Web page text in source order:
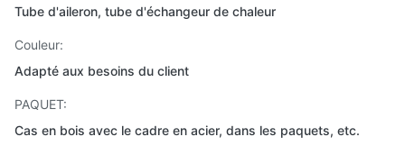
Tube d'aileron, tube d'échangeur de chaleur
Couleur:
Adapté aux besoins du client
PAQUET:
Cas en bois avec le cadre en acier, dans les paquets, etc.